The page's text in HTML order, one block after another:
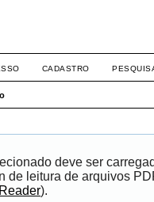
CADASTRO
deve ser
de leitura de arquivos
).